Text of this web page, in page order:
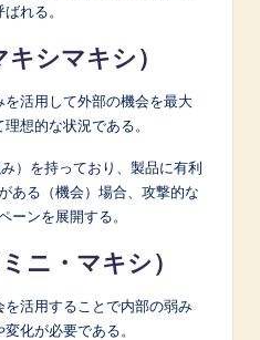
れる。
シマキシ）
を活用して外部の機会を最大
想的な状況である。
）を持っており、製品に有利
ある（機会）場合、攻撃的な
ーンを展開する。
ニ・マキシ）
を活用することで内部の弱み
化が必要である。